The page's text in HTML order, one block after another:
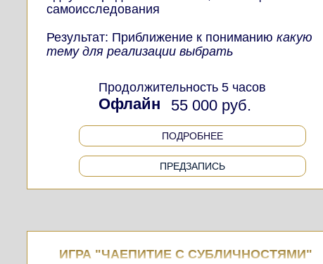
55 000 руб.
самоисследования
Результат: Приближение к пониманию какую
тему для реализации выбрать
Продолжительность 5 часов
Офлайн
ПОДРОБНЕЕ
ПРЕДЗАПИСЬ
ИГРА "ЧАЕПИТИЕ С СУБЛИЧНОСТЯМИ"